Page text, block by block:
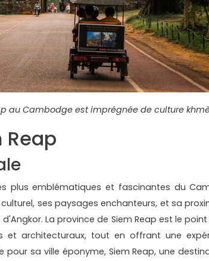
au Cambodge est imprégnée de culture
Reap
plus emblématiques et fascinantes du
ses paysages enchanteurs, et sa
La province de Siem Reap est le
et architecturaux, tout en offrant une
pour sa ville éponyme, Siem Reap, une